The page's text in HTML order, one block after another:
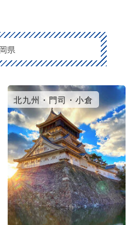
県
北九州・門司・小倉